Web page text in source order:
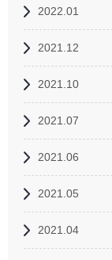
2022.01
2021.12
2021.10
2021.07
2021.06
2021.05
2021.04